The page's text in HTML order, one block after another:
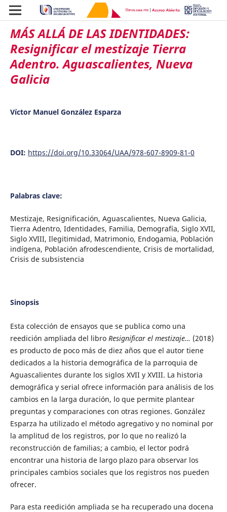
MÁS ALLÁ DE LAS IDENTIDADES:
Resignificar el mestizaje Tierra
Adentro. Aguascalientes, Nueva
Galicia
Víctor Manuel González Esparza
DOI: https://doi.org/10.33064/UAA/978-607-8909-81-0
Palabras clave:
Mestizaje, Resignificación, Aguascalientes, Nueva Galicia,
Tierra Adentro, Identidades, Familia, Demografía, Siglo XVII,
Siglo XVIII, Ilegitimidad, Matrimonio, Endogamia, Población
indígena, Población afrodescendiente, Crisis de mortalidad,
Crisis de subsistencia
Sinopsis
Esta colección de ensayos que se publica como una
reedición ampliada del libro Resignificar el mestizaje… (2018)
es producto de poco más de diez años que el autor tiene
dedicados a la historia demográfica de la parroquia de
Aguascalientes durante los siglos XVII y XVIII. La historia
demográfica y serial ofrece información para análisis de los
cambios en la larga duración, lo que permite plantear
preguntas y comparaciones con otras regiones. González
Esparza ha utilizado el método agregativo y no nominal por
la amplitud de los registros, por lo que no realizó la
reconstrucción de familias; a cambio, el lector podrá
encontrar una historia de largo plazo para observar los
principales cambios sociales que los registros nos pueden
ofrecer.
Para esta reedición ampliada se ha recuperado una docena